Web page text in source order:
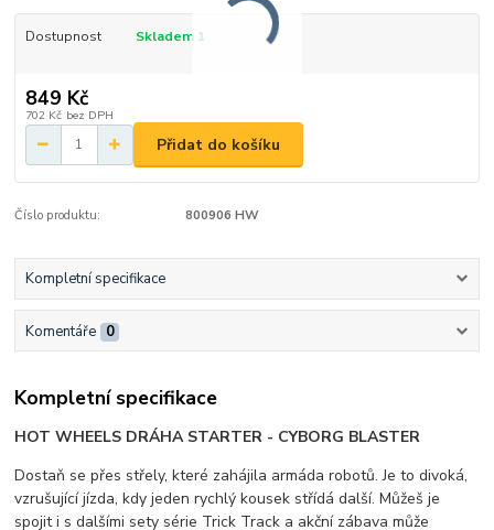
Dostupnost Skladem 1
849 Kč
702 Kč bez DPH
Přidat do košíku
Číslo produktu: 800906 HW
Kompletní specifikace
Komentáře 0
Kompletní specifikace
HOT WHEELS DRÁHA STARTER - CYBORG BLASTER
Dostaň se přes střely, které zahájila armáda robotů. Je to divoká,
vzrušující jízda, kdy jeden rychlý kousek střídá další. Můžeš je
spojit i s dalšími sety série Trick Track a akční zábava může